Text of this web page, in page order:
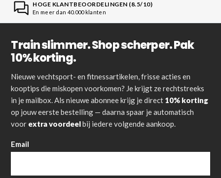
HOGE KLANTBEOORDELINGEN (8.5/10)
En meer dan 40.000 klanten
Train slimmer. Shop scherper. Pak
10% korting.
Nieuwe vechtsport- en fitnessartikelen, frisse acties en
kooptips die miskopen voorkomen? Je krijgt ze rechtstreeks
in je mailbox. Als nieuwe abonnee krijg je direct 10% korting
op jouw eerste bestelling — daarna spaar je automatisch
voor extra voordeelbij iedere volgende aankoop.
Email